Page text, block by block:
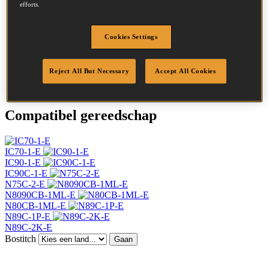
50 mm
Ring
Roestvrij
DOP-EU_25_RRSS
Compatibel gereedschap
IC70-1-E
IC90-1-E
IC90C-1-E
N75C-2-E
N8090CB-1ML-E
N80CB-1ML-E
N89C-1P-E
N89C-2K-E
Bostitch
Gaan
efforts.
Cookies Settings
Reject All But Necessary Accept All Cookies